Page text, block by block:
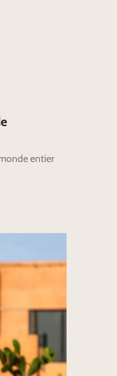
entier